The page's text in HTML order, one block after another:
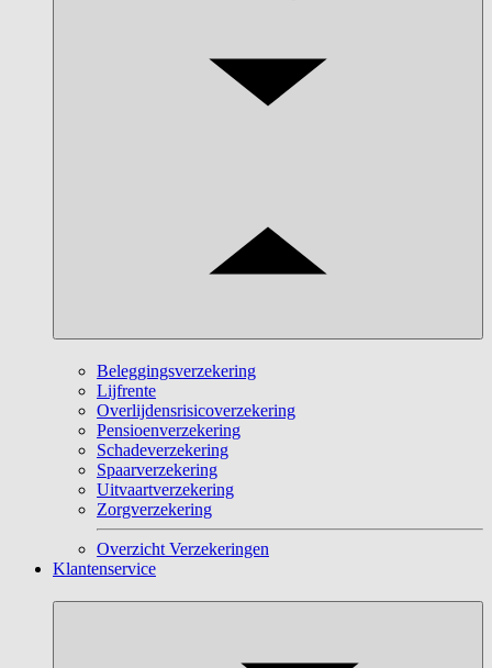
Beleggingsverzekering
Lijfrente
Overlijdensrisicoverzekering
Pensioenverzekering
Schadeverzekering
Spaarverzekering
Uitvaartverzekering
Zorgverzekering
Overzicht Verzekeringen
Klantenservice